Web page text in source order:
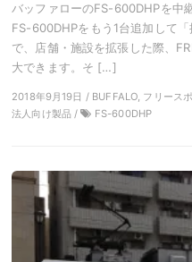
バッファローのFS-600DHPを中
FS-600DHPをもう1台追加して
で、店舗・施設を拡張した際、
大できます。そ […]
2018年9月19日 / BUFFALO, フリー
法人向け製品 /
FS-600DHP